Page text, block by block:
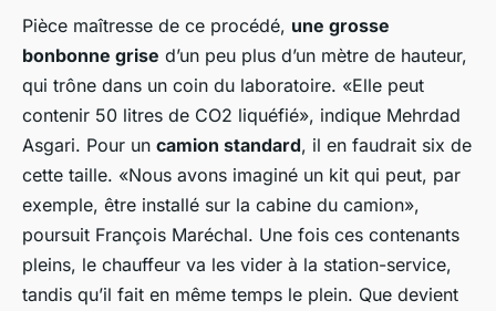
Pièce maîtresse de ce procédé, une grosse
bonbonne grise d’un peu plus d’un mètre de hauteur,
qui trône dans un coin du laboratoire. «Elle peut
contenir 50 litres de CO2 liquéfié», indique Mehrdad
Asgari. Pour un camion standard, il en faudrait six de
cette taille. «Nous avons imaginé un kit qui peut, par
exemple, être installé sur la cabine du camion»,
poursuit François Maréchal. Une fois ces contenants
pleins, le chauffeur va les vider à la station-service,
tandis qu’il fait en même temps le plein. Que devient